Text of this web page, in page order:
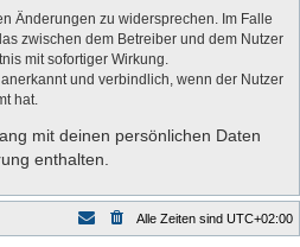
Änderungen zu widersprechen. Im Falle
zwischen dem Betreiber und dem Nutzer
mit sofortiger Wirkung.
und verbindlich, wenn der Nutzer
hat.
mit deinen persönlichen Daten
enthalten.
Alle Zeiten sind UTC+02:00